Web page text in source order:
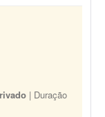
| Duração